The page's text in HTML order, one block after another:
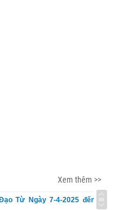
Xem thêm >>
Từ Ngày 7-4-2025 đến